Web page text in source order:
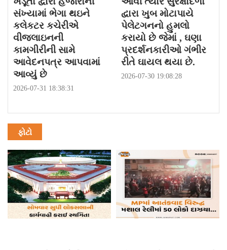
સંખ્યામાં ભેગા થઇને
કલેકટર કચેરીએ
વીજલાઇનની
કામગીરીની સામે
આવેદનપત્ર આપવામાં
આવ્યું છે
2026-07-31 18:38:31
દ્વારા ખુબ મોટાપાયે
પેલેટગનનો હુમલો
કરાયો છે જેમાં , ઘણા
પ્રદર્શનકારીઓ ગંભીર
રીતે ઘાયલ થયા છે.
2026-07-30 19:08:28
ફોટો